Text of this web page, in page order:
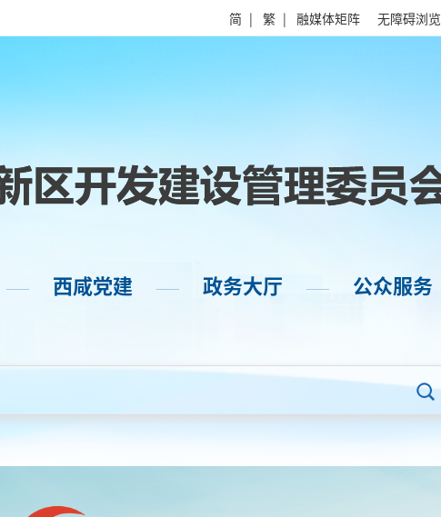
简 | 繁 | 融媒体矩阵 无障碍浏览
—— 西咸党建 —— 政务大厅 —— 公众服务